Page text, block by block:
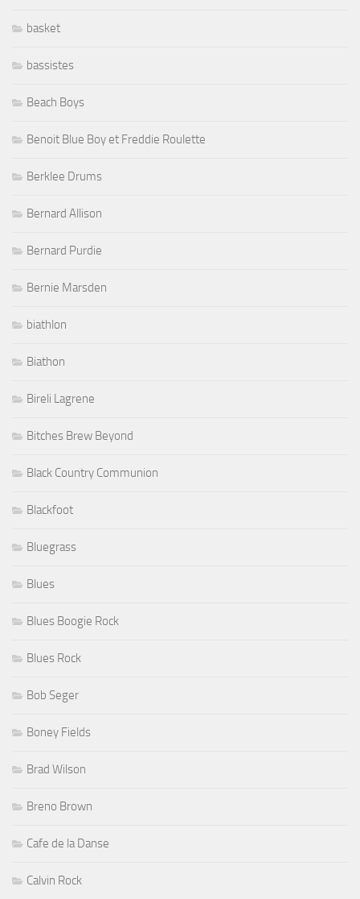
basket
bassistes
Beach Boys
Benoit Blue Boy et Freddie Roulette
Berklee Drums
Bernard Allison
Bernard Purdie
Bernie Marsden
biathlon
Biathon
Bireli Lagrene
Bitches Brew Beyond
Black Country Communion
Blackfoot
Bluegrass
Blues
Blues Boogie Rock
Blues Rock
Bob Seger
Boney Fields
Brad Wilson
Breno Brown
Cafe de la Danse
Calvin Rock